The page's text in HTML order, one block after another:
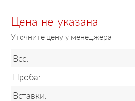
Цена не указана
Уточните цену у менеджера
Вес:
Проба:
Вставки: